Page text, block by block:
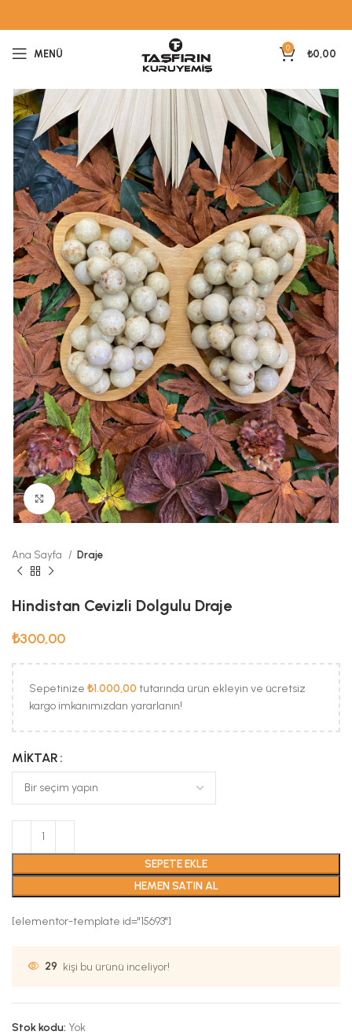
MENÜ 0 ₺0,00
Büyük Fotoğraf
Ana Sayfa Draje
Hindistan Cevizli Dolgulu Draje
₺300,00
Sepetinize ₺1.000,00 tutarında ürün ekleyin ve ücretsiz
kargo imkanımızdan yararlanın!
MIKTAR
SEPETE EKLE
HEMEN SATIN AL
[elementor-template id="15693"]
29 kişi bu ürünü inceliyor!
Stok kodu: Yok